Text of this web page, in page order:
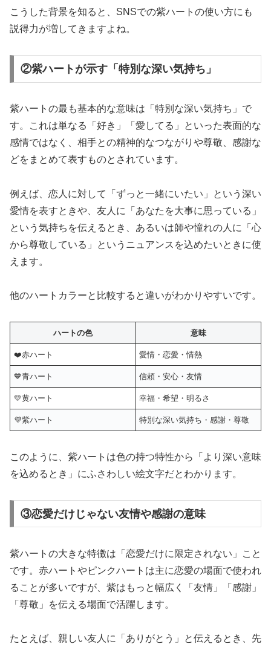
こうした背景を知ると、SNSでの紫ハートの使い方にも
説得力が増してきますよね。
②紫ハートが示す「特別な深い気持ち」
紫ハートの最も基本的な意味は「特別な深い気持ち」で
す。これは単なる「好き」「愛してる」といった表面的な
感情ではなく、相手との精神的なつながりや尊敬、感謝な
どをまとめて表すものとされています。
例えば、恋人に対して「ずっと一緒にいたい」という深い
愛情を表すときや、友人に「あなたを大事に思っている」
という気持ちを伝えるとき、あるいは師や憧れの人に「心
から尊敬している」というニュアンスを込めたいときに使
えます。
他のハートカラーと比較すると違いがわかりやすいです。
ハートの色 意味
❤️赤ハート 愛情・恋愛・情熱
💙青ハート 信頼・安心・友情
💛黄ハート 幸福・希望・明るさ
💜紫ハート 特別な深い気持ち・感謝・尊敬
このように、紫ハートは色の持つ特性から「より深い意味
を込めるとき」にふさわしい絵文字だとわかります。
③恋愛だけじゃない友情や感謝の意味
紫ハートの大きな特徴は「恋愛だけに限定されない」こと
です。赤ハートやピンクハートは主に恋愛の場面で使われ
ることが多いですが、紫はもっと幅広く「友情」「感謝」
「尊敬」を伝える場面で活躍します。
たとえば、親しい友人に「ありがとう」と伝えるとき、先